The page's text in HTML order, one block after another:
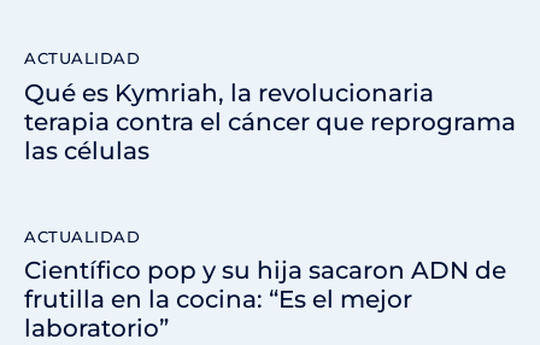
ACTUALIDAD
Qué es Kymriah, la revolucionaria
terapia contra el cáncer que reprograma
las células
ACTUALIDAD
Científico pop y su hija sacaron ADN de
frutilla en la cocina: “Es el mejor
laboratorio”